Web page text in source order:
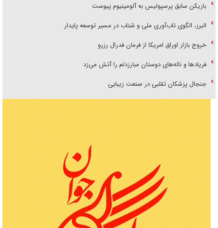
بازیکن سابق پرسپولیس به آلومینیوم پیوست
البرز، الگوی تاب‌آوری ملی و شتاب در مسیر توسعه پایدار
خروج بازار اوراق امریکا از فرمان فدرال رزرو
فریاد‌ها و ناله‌های دوستان مبارزدلم را آتش می‌زد
جنجال پزشکان تقلبی در صنعت زیبایی